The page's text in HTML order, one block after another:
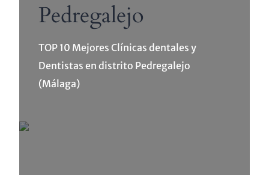
Pedregalejo
TOP 10 Mejores Clínicas dentales y
Dentistas en distrito Pedregalejo
(Málaga)